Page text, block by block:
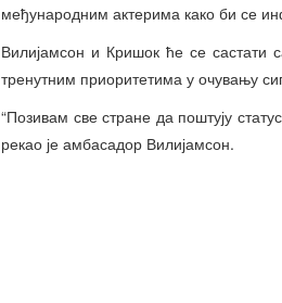
међународним актерима како би се
Вилијамсон и Кришок ће се састати
тренутним приоритетима у очувању
“Позивам све стране да поштују
рекао је амбасадор Вилијамсон.